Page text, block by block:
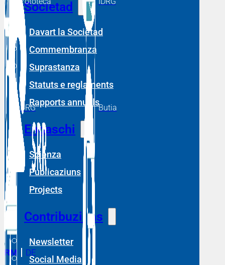
Societad
Davart la Societad
Commembranza
Suprastanza
Statuts e reglaments
Rapports annuals
Engaschi
Scienza
Publicaziuns
Projects
Contribuziuns
Newsletter
Social Media
RM DE
DRG Butia